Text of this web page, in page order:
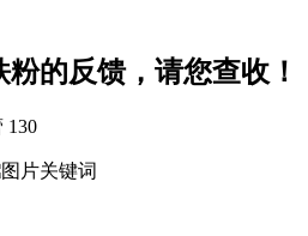
的反馈，请您查收！
130